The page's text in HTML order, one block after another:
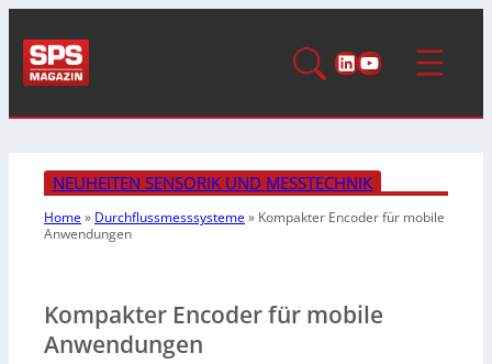
LinkedIn
YouTube
NEUHEITEN SENSORIK UND MESSTECHNIK
Home» Durchflussmesssysteme» Kompakter Encoder für mobile
Anwendungen
Kompakter Encoder für mobile
Anwendungen